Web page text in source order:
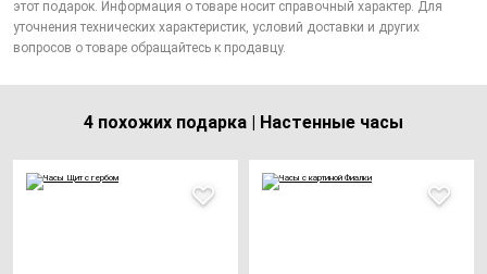
этот подарок. Информация о товаре носит справочный характер. Для
уточнения технических характеристик, условий доставки и других
вопросов о товаре обращайтесь к продавцу.
4 похожих подарка | Настенные часы